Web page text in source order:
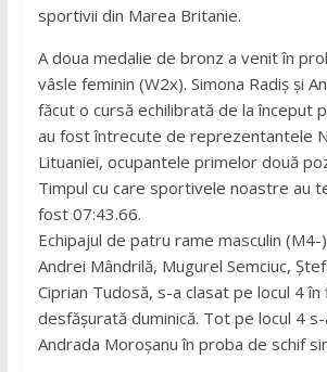
sportivii din Marea Britanie.
A doua medalie de bronz a venit în
vâsle feminin (W2x). Simona Radiș și
făcut o cursă echilibrată de la început
au fost întrecute de reprezentantele
Lituaniei, ocupantele primelor două
Timpul cu care sportivele noastre au
fost 07:43.66.
Echipajul de patru rame masculin (M4-
Andrei Mândrilă, Mugurel Semciuc,
Ciprian Tudosă, s-a clasat pe locul 4 în
desfășurată duminică. Tot pe locul 4
Andrada Moroșanu în proba de schif